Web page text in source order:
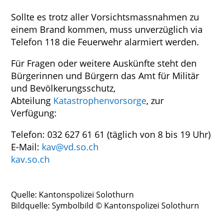
Sollte es trotz aller Vorsichtsmassnahmen zu
einem Brand kommen, muss unverzüglich via
Telefon 118 die Feuerwehr alarmiert werden.
Für Fragen oder weitere Auskünfte steht den
Bürgerinnen und Bürgern das Amt für Militär
und Bevölkerungsschutz,
Abteilung Katastrophenvorsorge, zur
Verfügung:
Telefon: 032 627 61 61 (täglich von 8 bis 19 Uhr)
E-Mail: kav@vd.so.ch
kav.so.ch
Quelle: Kantonspolizei Solothurn
Bildquelle: Symbolbild © Kantonspolizei Solothurn